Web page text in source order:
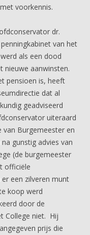
voorkennis.
dr.
van het
als een dood
nieuwe aanwinsten.
pensioen is, heeft
dat al
geadviseerd
uiteraard
van Burgemeester en
gunstig advies van
(de burgemeester
officiële
een zilveren munt
koop werd
door de
College niet. Hij
prijs die